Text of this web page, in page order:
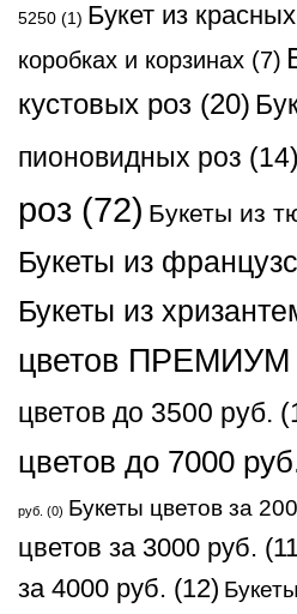
5250 (1) Букет из
коробках и корзинах (7)
кустовых роз (20)
пионовидных роз (14)
роз (72) Букеты из
Букеты из
Букеты из
цветов ПРЕМИУМ
цветов до 3500 руб.
цветов до 7000
руб. (0) Букеты цветов за
цветов за 3000 руб.
за 4000 руб. (12)